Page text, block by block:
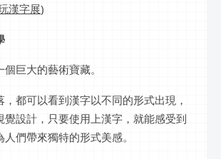
漢字展)
巨大的藝術寶藏。
都可以看到漢字以不同的形式出現，
覺設計，只要使用上漢字，就能感受到
們帶來獨特的形式美感。